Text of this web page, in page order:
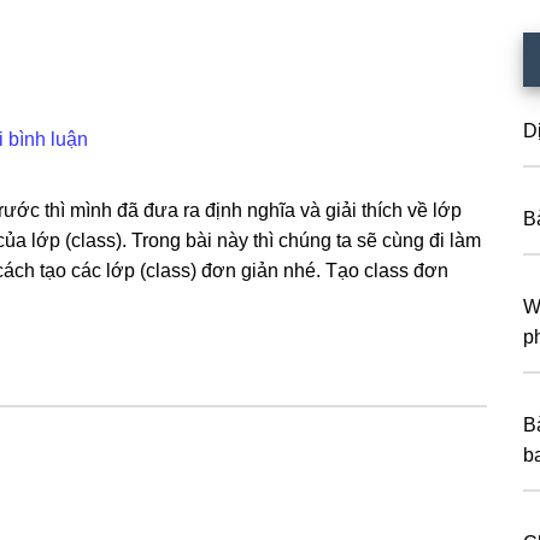
bình luận
thì mình đã đưa ra định nghĩa và giải thích về lớp
lớp (class). Trong bài này thì chúng ta sẽ cùng đi làm
tạo các lớp (class) đơn giản nhé. Tạo class đơn